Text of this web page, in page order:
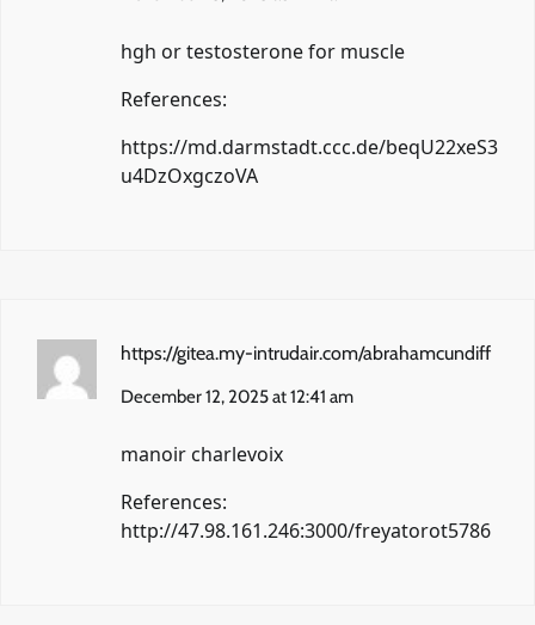
hgh or testosterone for muscle
References:
https://md.darmstadt.ccc.de/beqU22xeS3
u4DzOxgczoVA
https://gitea.my-intrudair.com/abrahamcundiff
December 12, 2025 at 12:41 am
manoir charlevoix
References:
http://47.98.161.246:3000/freyatorot5786